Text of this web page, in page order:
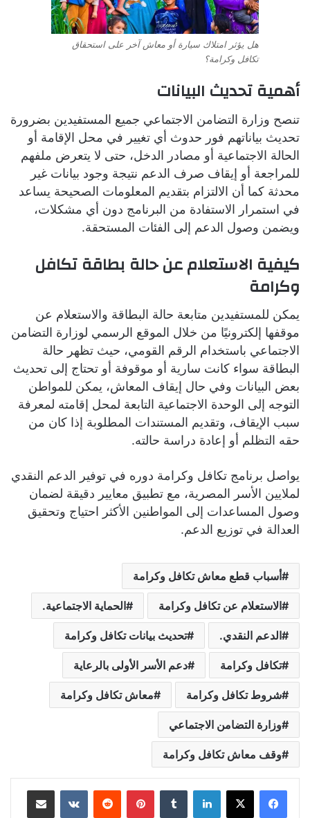
هل يؤثر امتلاك سيارة أو معاش آخر على استحقاق
تكافل وكرامة؟
أهمية تحديث البيانات
تنصح وزارة التضامن الاجتماعي جميع المستفيدين بضرورة
تحديث بياناتهم فور حدوث أي تغيير في محل الإقامة أو
الحالة الاجتماعية أو مصادر الدخل، حتى لا يتعرض ملفهم
للمراجعة أو إيقاف صرف الدعم نتيجة وجود بيانات غير
محدثة كما أن الالتزام بتقديم المعلومات الصحيحة يساعد
في استمرار الاستفادة من البرنامج دون أي مشكلات،
ويضمن وصول الدعم إلى الفئات المستحقة.
كيفية الاستعلام عن حالة بطاقة تكافل
وكرامة
يمكن للمستفيدين متابعة حالة البطاقة والاستعلام عن
موقفها إلكترونيًا من خلال الموقع الرسمي لوزارة التضامن
الاجتماعي باستخدام الرقم القومي، حيث تظهر حالة
البطاقة سواء كانت سارية أو موقوفة أو تحتاج إلى تحديث
بعض البيانات وفي حال إيقاف المعاش، يمكن للمواطن
التوجه إلى الوحدة الاجتماعية التابعة لمحل إقامته لمعرفة
سبب الإيقاف، وتقديم المستندات المطلوبة إذا كان من
حقه التظلم أو إعادة دراسة حالته.
يواصل برنامج تكافل وكرامة دوره في توفير الدعم النقدي
لملايين الأسر المصرية، مع تطبيق معايير دقيقة لضمان
وصول المساعدات إلى المواطنين الأكثر احتياج وتحقيق
العدالة في توزيع الدعم.
أسباب قطع معاش تكافل وكرامة
الاستعلام عن تكافل وكرامة الحماية الاجتماعية.
الدعم النقدي. تحديث بيانات تكافل وكرامة
تكافل وكرامة دعم الأسر الأولى بالرعاية
شروط تكافل وكرامة معاش تكافل وكرامة
وزارة التضامن الاجتماعي
وقف معاش تكافل وكرامة
لينكدإن بينتيريست مشاركة عبر البريد